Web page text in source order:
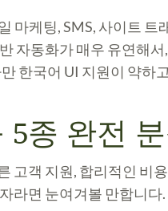
마케팅, SMS, 사이트 트
자동화가 매우 유연해서,
한국어 UI 지원이 약하
종 완전
고객 지원, 합리적인 비
라면 눈여겨볼 만합니다.